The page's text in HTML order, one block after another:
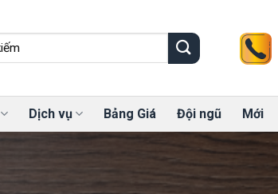
Dịch vụ Bảng Giá Đội ngũ Mới